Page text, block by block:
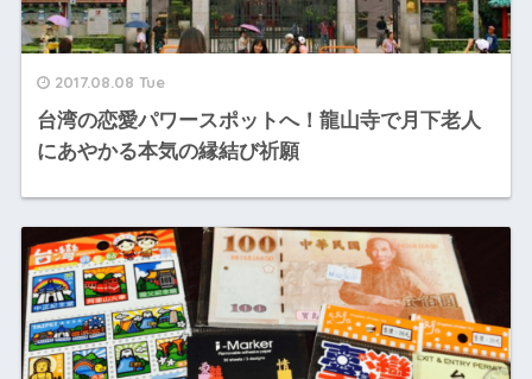
2017.08.08 Tue
台湾の恋愛パワースポットへ！龍山寺で月下老人
にあやかる本気の縁結び祈願